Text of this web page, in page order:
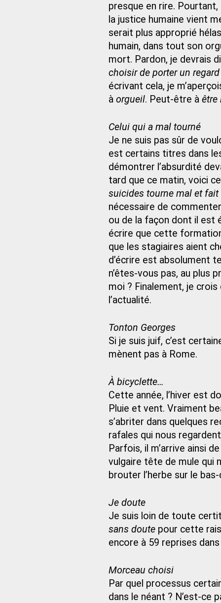
presque en rire. Pourtant,
la justice humaine vient
serait plus approprié
humain, dans tout son
mort. Pardon, je devrais
choisir de porter un
écrivant cela, je
à orgueil. Peut-être à être
Celui qui a mal tourné
Je ne suis pas sûr de
est certains titres dans
démontrer l’absurdité
tard que ce matin, voici
suicides tourne mal et
nécessaire de
ou de la façon dont il est
écrire que cette
que les stagiaires aient
d’écrire est absolument
n’êtes-vous pas, au plus
moi ? Finalement, je
l’actualité.
Tonton Georges
Si je suis juif, c’est
mènent pas à Rome.
À bicyclette…
Cette année, l’hiver est
Pluie et vent. Vraiment
s’abriter dans quelques
rafales qui nous
Parfois, il m’arrive ainsi
vulgaire tête de mule qui
brouter l’herbe sur le
Je doute
Je suis loin de toute
sans doute pour cette
encore à 59 reprises
Morceau choisi
Par quel processus
dans le néant ? N’est-ce